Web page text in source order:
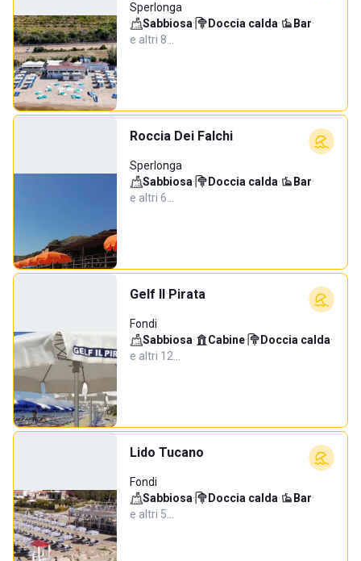
Sperlonga
Sabbiosa· Doccia calda· Bar·
e altri 8…
Roccia Dei Falchi
Sperlonga
Sabbiosa· Doccia calda· Bar·
e altri 6…
Gelf Il Pirata
Fondi
Sabbiosa· Cabine· Doccia calda·
e altri 12…
Lido Tucano
Fondi
Sabbiosa· Doccia calda· Bar·
e altri 5…